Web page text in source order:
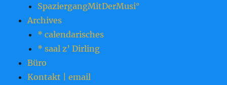
SpaziergangMitDerMusi°
Archives
* calendarisches
* saal z’ Dirling
Büro
Kontakt | email